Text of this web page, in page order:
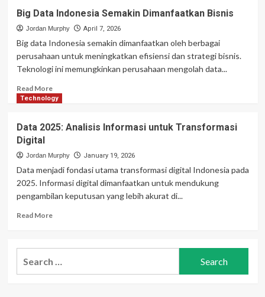
Big Data Indonesia Semakin Dimanfaatkan Bisnis
Jordan Murphy April 7, 2026
Big data Indonesia semakin dimanfaatkan oleh berbagai
perusahaan untuk meningkatkan efisiensi dan strategi bisnis.
Teknologi ini memungkinkan perusahaan mengolah data...
Read MoreRead
more
Data
Semakin
Dimanfaatkan
Bisnis
Technology
Data 2025: Analisis Informasi untuk Transformasi
Digital
Jordan Murphy January 19, 2026
Data menjadi fondasi utama transformasi digital Indonesia pada
2025. Informasi digital dimanfaatkan untuk mendukung
pengambilan keputusan yang lebih akurat di...
Read MoreRead
Data
2025: